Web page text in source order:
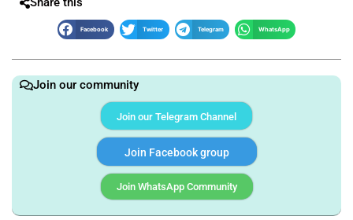
Facebook Twitter Telegram WhatsApp
Join our community
Join our Telegram Channel
Join Facebook group
Join WhatsApp Community